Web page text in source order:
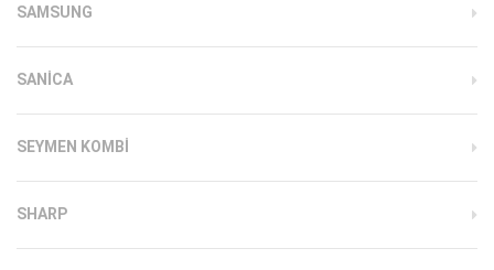
SAMSUNG
SANICA
SEYMEN KOMBI
SHARP